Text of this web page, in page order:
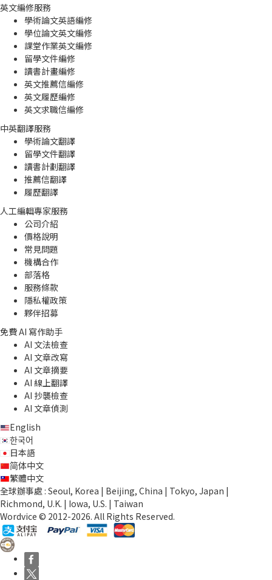
英文編修服務
學術論文英語編修
學位論文英文編修
課堂作業英文編修
留學文件編修
讀書計畫編修
英文推薦信編修
英文履歷編修
英文求職信編修
中英翻譯服務
學術論文翻譯
留學文件翻譯
讀書計劃翻譯
推薦信翻譯
履歷翻譯
人工編輯專家服務
公司介紹
價格說明
常見問題
機構合作
部落格
服務條款
隱私權政策
夥伴招募
免費 AI 寫作助手
AI 文法檢查
AI 文章改寫
AI 文章摘要
AI 線上翻譯
AI 抄襲檢查
AI 文章偵測
English
한국어
日本語
简体中文
繁體中文
全球辦事處 : Seoul, Korea | Beijing, China | Tokyo, Japan |
Richmond, U.K. | Iowa, U.S. | Taiwan
Wordvice © 2012-2026. All Rights Reserved.